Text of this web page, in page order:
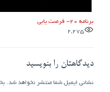
برنامه ۲۰- فرصت یابی
2,275
دیدگاهتان را بنویسید
نشانی ایمیل شما منتشر نخواهد شد.